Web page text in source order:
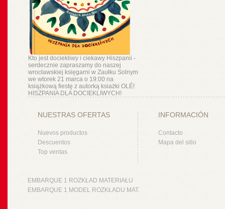
Kto jest dociekliwy i ciekawy Hiszpanii -
serdecznie zapraszamy do naszej
wrocławskiej księgarni w Zaułku Solnym
we wtorek 21 marca o 19:00 na
książkową fiestę z autorką ksiażki OLÉ!
HISZPANIA DLA DOCIEKLIWYCH!
NUESTRAS OFERTAS
Nuevos productos
Descuentos
Top ventas
INFORMACIÓN
Contacto
Mapa del sitio
EMBARQUE 1 ROZKŁAD MATERIAŁU
EMBARQUE 1 MODEL ROZKŁADU MAT.